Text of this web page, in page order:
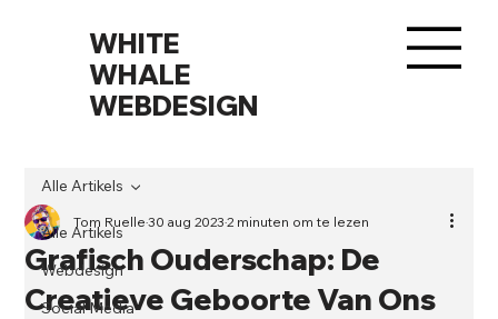
WHITE
WHALE
WEBDESIGN
Alle Artikels
Webdesign
Social Media
Alle Artikels
Grafisch Ouderschap: De
Creatieve Geboorte Van Ons
Tom Ruelle30 aug 20232 minuten om te lezen